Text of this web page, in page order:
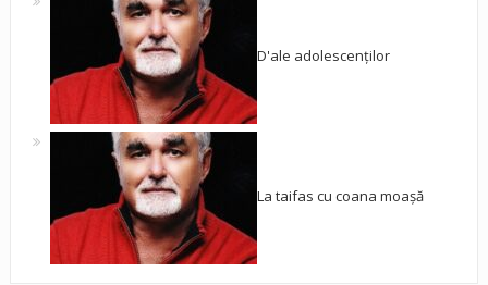
D'ale adolescenților
La taifas cu coana moașă